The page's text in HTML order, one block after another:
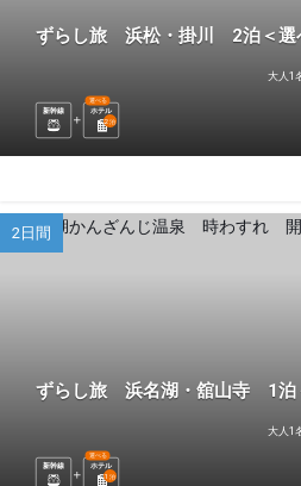
ずらし旅 浜松・掛川 2泊＜選
新幹線 ホテル
選べる
2泊
大人1
2日間
ずらし旅 浜名湖・舘山寺 1泊
新幹線 ホテル
選べる
1 泊
大人1